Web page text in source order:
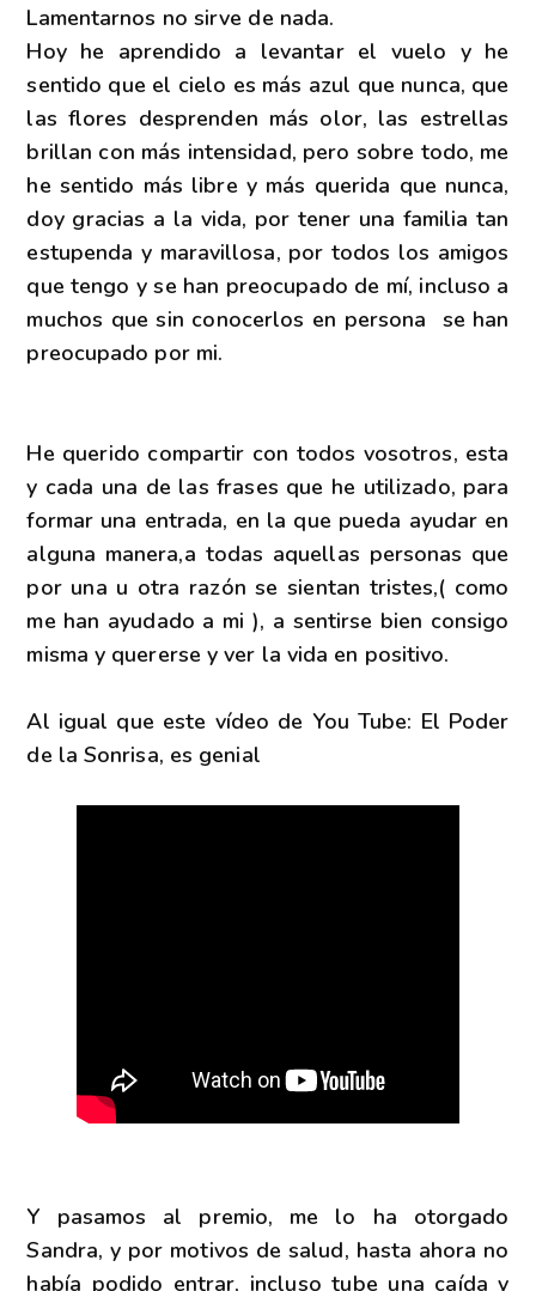
Lamentarnos no sirve de nada.
Hoy he aprendido a levantar el vuelo y he
sentido que el cielo es más azul que nunca, que
las flores desprenden más olor, las estrellas
brillan con más intensidad, pero sobre todo, me
he sentido más libre y más querida que nunca,
doy gracias a la vida, por tener una familia tan
estupenda y maravillosa, por todos los amigos
que tengo y se han preocupado de mí, incluso a
muchos que sin conocerlos en persona se han
preocupado por mi.
He querido compartir con todos vosotros, esta
y cada una de las frases que he utilizado, para
formar una entrada, en la que pueda ayudar en
alguna manera,a todas aquellas personas que
por una u otra razón se sientan tristes,( como
me han ayudado a mi ), a sentirse bien consigo
misma y quererse y ver la vida en positivo.
Al igual que este vídeo de You Tube: El Poder
de la Sonrisa, es genial
Y pasamos al premio, me lo ha otorgado
Sandra, y por motivos de salud, hasta ahora no
había podido entrar, incluso tube una caída y